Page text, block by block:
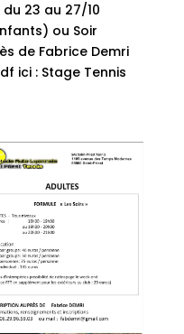
23 au 27/10
ou Soir
de Fabrice Demri
ici : Stage Tennis